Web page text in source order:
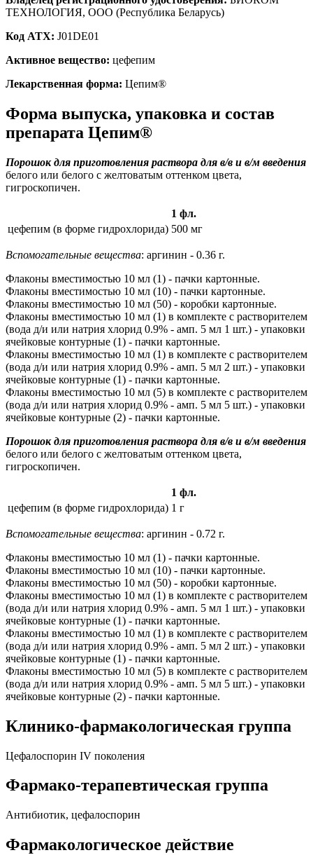
ТЕХНОЛОГИЯ, ООО (Республика Беларусь)
Код ATX: J01DE01
Активное вещество: цефепим
Лекарственная форма: Цепим®
Форма выпуска, упаковка и состав
препарата Цепим®
Порошок для приготовления раствора для в/в и в/м введения
белого или белого с желтоватым оттенком цвета,
гигроскопичен.
1 фл.
цефепим (в форме гидрохлорида) 500 мг
Вспомогательные вещества: аргинин - 0.36 г.
Флаконы вместимостью 10 мл (1) - пачки картонные.
Флаконы вместимостью 10 мл (10) - пачки картонные.
Флаконы вместимостью 10 мл (50) - коробки картонные.
Флаконы вместимостью 10 мл (1) в комплекте с растворителем
(вода д/и или натрия хлорид 0.9% - амп. 5 мл 1 шт.) - упаковки
ячейковые контурные (1) - пачки картонные.
Флаконы вместимостью 10 мл (1) в комплекте с растворителем
(вода д/и или натрия хлорид 0.9% - амп. 5 мл 2 шт.) - упаковки
ячейковые контурные (1) - пачки картонные.
Флаконы вместимостью 10 мл (5) в комплекте с растворителем
(вода д/и или натрия хлорид 0.9% - амп. 5 мл 5 шт.) - упаковки
ячейковые контурные (2) - пачки картонные.
Порошок для приготовления раствора для в/в и в/м введения
белого или белого с желтоватым оттенком цвета,
гигроскопичен.
1 фл.
цефепим (в форме гидрохлорида) 1 г
Вспомогательные вещества: аргинин - 0.72 г.
Флаконы вместимостью 10 мл (1) - пачки картонные.
Флаконы вместимостью 10 мл (10) - пачки картонные.
Флаконы вместимостью 10 мл (50) - коробки картонные.
Флаконы вместимостью 10 мл (1) в комплекте с растворителем
(вода д/и или натрия хлорид 0.9% - амп. 5 мл 1 шт.) - упаковки
ячейковые контурные (1) - пачки картонные.
Флаконы вместимостью 10 мл (1) в комплекте с растворителем
(вода д/и или натрия хлорид 0.9% - амп. 5 мл 2 шт.) - упаковки
ячейковые контурные (1) - пачки картонные.
Флаконы вместимостью 10 мл (5) в комплекте с растворителем
(вода д/и или натрия хлорид 0.9% - амп. 5 мл 5 шт.) - упаковки
ячейковые контурные (2) - пачки картонные.
Клинико-фармакологическая группа
Цефалоспорин IV поколения
Фармако-терапевтическая группа
Антибиотик, цефалоспорин
Фармакологическое действие